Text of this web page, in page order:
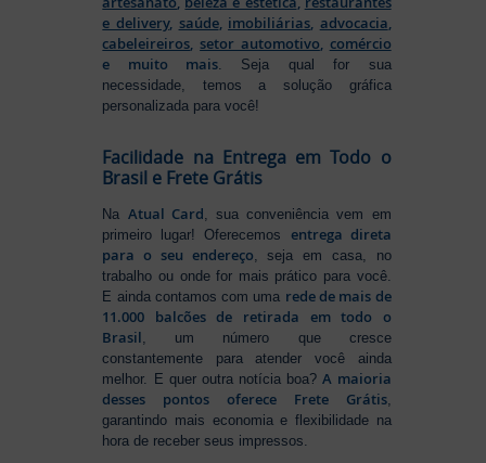
e delivery, saúde, imobiliárias advocacia
cabeleireiros setor automotivo comércio
e muito mais . Seja qual for sua
necessidade, temos a solução gráfica
personalizada para você!
Facilidade na Entrega em Todo o
Brasil e Frete Grátis
Na Atual Card, sua conveniência vem em
primeiro lugar! Oferecemos entrega direta
para o seu endereço, seja em casa, no
trabalho ou onde for mais prático para você.
E ainda contamos com uma rede de mais de
11.000 balcões de retirada em todo o
Brasil, um número que cresce
constantemente para atender você ainda
melhor. E quer outra notícia boa?A maioria
desses pontos oferece Frete Grátis,
garantindo mais economia e flexibilidade na
hora de receber seus impressos.